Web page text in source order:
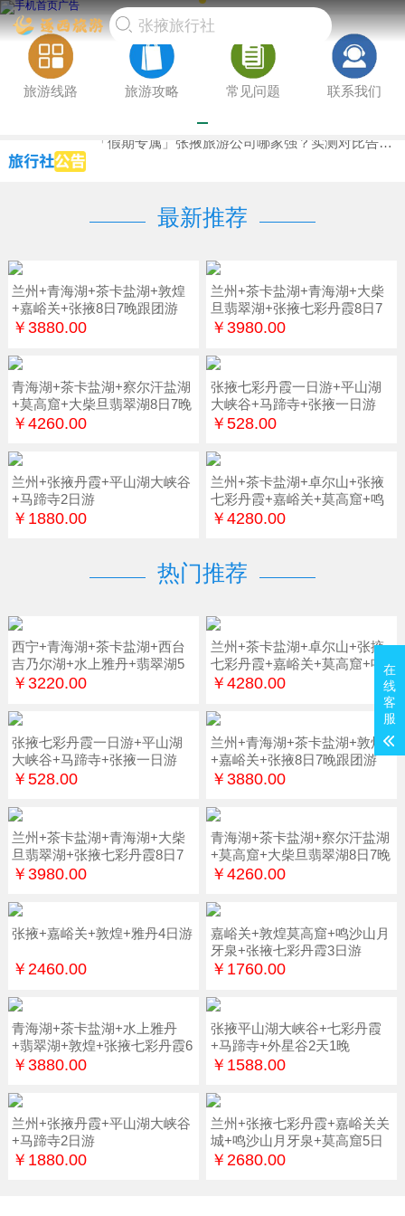
旅游线路 旅游攻略 常见问题 联系我们
最新推荐
兰州+青海湖+茶卡盐湖+敦煌
+嘉峪关+张掖8日7晚跟团游
￥3880.00
兰州+茶卡盐湖+青海湖+大柴
旦翡翠湖+张掖七彩丹霞8日7
晚
￥3980.00
青海湖+茶卡盐湖+察尔汗盐湖
+莫高窟+大柴旦翡翠湖8日7晚
￥4260.00
张掖七彩丹霞一日游+平山湖
大峡谷+马蹄寺+张掖一日游
￥528.00
兰州+张掖丹霞+平山湖大峡谷
+马蹄寺2日游
￥1880.00
兰州+茶卡盐湖+卓尔山+张掖
七彩丹霞+嘉峪关+莫高窟+鸣
沙山7日游
￥4280.00
热门推荐
西宁+青海湖+茶卡盐湖+西台
吉乃尔湖+水上雅丹+翡翠湖5
日游
￥3220.00
兰州+茶卡盐湖+卓尔山+张掖
七彩丹霞+嘉峪关+莫高窟+鸣
沙山7日游
￥4280.00
张掖七彩丹霞一日游+平山湖
大峡谷+马蹄寺+张掖一日游
￥528.00
兰州+青海湖+茶卡盐湖+敦煌
+嘉峪关+张掖8日7晚跟团游
￥3880.00
兰州+茶卡盐湖+青海湖+大柴
旦翡翠湖+张掖七彩丹霞8日7
晚
￥3980.00
青海湖+茶卡盐湖+察尔汗盐湖
+莫高窟+大柴旦翡翠湖8日7晚
￥4260.00
张掖+嘉峪关+敦煌+雅丹4日游
￥2460.00
嘉峪关+敦煌莫高窟+鸣沙山月
牙泉+张掖七彩丹霞3日游
￥1760.00
青海湖+茶卡盐湖+水上雅丹
+翡翠湖+敦煌+张掖七彩丹霞6
日游
￥3880.00
张掖平山湖大峡谷+七彩丹霞
+马蹄寺+外星谷2天1晚
￥1588.00
兰州+张掖丹霞+平山湖大峡谷
+马蹄寺2日游
￥1880.00
兰州+张掖七彩丹霞+嘉峪关关
城+鸣沙山月牙泉+莫高窟5日
游
￥2680.00
在
线
客
服